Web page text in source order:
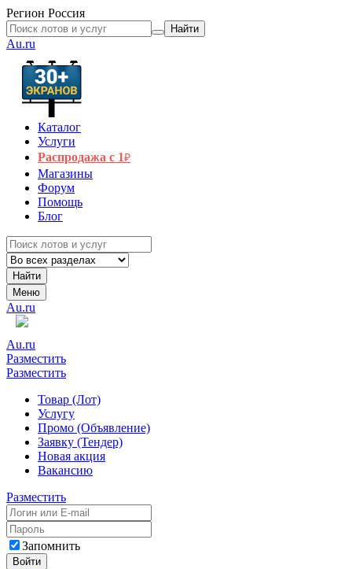
Регион Россия
Найти
Au.ru
Каталог
Услуги
Распродажа с 1₽
Магазины
Форум
Помощь
Блог
Найти
Меню
Au.ru
Au.ru
Разместить
Разместить
Товар (Лот)
Услугу
Промо (Объявление)
Заявку (Тендер)
Новая акция
Вакансию
Разместить
Запомнить
Войти